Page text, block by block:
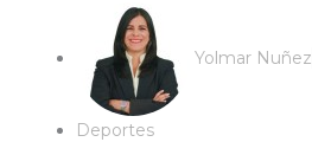
Yolmar Nuñez
Deportes